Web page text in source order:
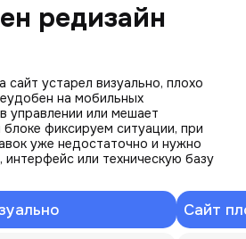
редизайн
сайт устарел визуально, плохо
на мобильных
управлении или мешает
фиксируем ситуации, при
уже недостаточно и нужно
интерфейс или техническую базу
Сайт